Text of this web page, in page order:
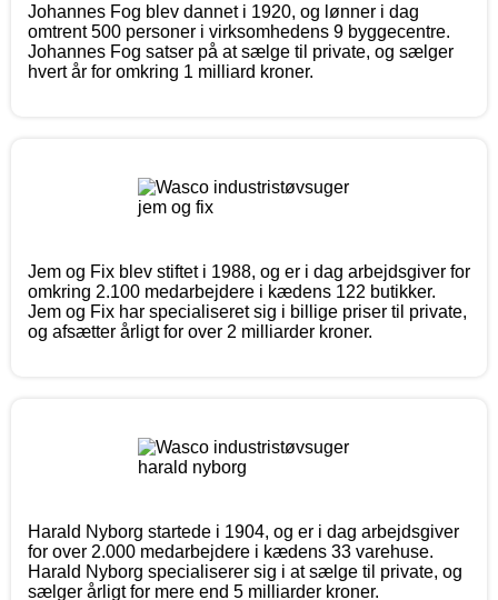
Johannes Fog blev dannet i 1920, og lønner i dag
omtrent 500 personer i virksomhedens 9 byggecentre.
Johannes Fog satser på at sælge til private, og sælger
hvert år for omkring 1 milliard kroner.
Jem og Fix blev stiftet i 1988, og er i dag arbejdsgiver for
omkring 2.100 medarbejdere i kædens 122 butikker.
Jem og Fix har specialiseret sig i billige priser til private,
og afsætter årligt for over 2 milliarder kroner.
Harald Nyborg startede i 1904, og er i dag arbejdsgiver
for over 2.000 medarbejdere i kædens 33 varehuse.
Harald Nyborg specialiserer sig i at sælge til private, og
sælger årligt for mere end 5 milliarder kroner.